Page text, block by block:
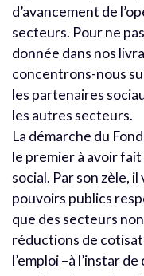
d’avancement de
secteurs. Pour ne
donnée dans nos
concentrons-nous
les partenaires
les autres secteurs.
La démarche du
le premier à avoir
social. Par son zèle,
pouvoirs publics
que des secteurs
réductions de
l’emploi –à l’instar